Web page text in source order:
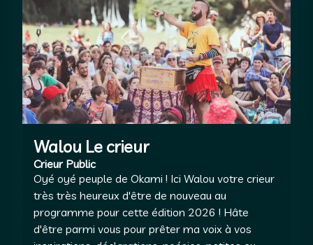
Walou Le crieur
Crieur Public
Oyé oyé peuple de Okami ! Ici Walou votre crieur
très très heureux d'être de nouveau au
programme pour cette édition 2026 ! Hâte
d'être parmi vous pour prêter ma voix à vos